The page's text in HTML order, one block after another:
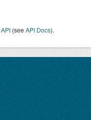
API (seeAPI Docs).